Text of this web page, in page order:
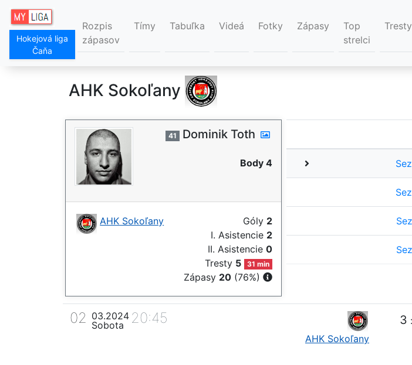
Hokejová liga
Čaňa
Rozpis
zápasov
Tímy Tabuľka Videá Fotky Zápasy
Top
strelci
Tresty
AHK Sokoľany
41 Dominik Toth
Body 4
AHK Sokoľany Góly 2
I. Asistencie 2
II. Asistencie 0
Tresty 5 31 min
Zápasy 20 (76%)
02 03.2024
Sobota
20:45
AHK Sokoľany
3 :